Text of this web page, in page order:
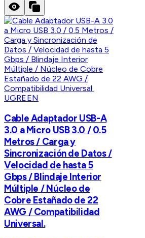
UGREEN
Cable Adaptador USB-A
3.0 a Micro USB 3.0 / 0.5
Metros / Carga y
Sincronización de Datos /
Velocidad de hasta 5
Gbps / Blindaje Interior
Múltiple / Núcleo de
Cobre Estañado de 22
AWG / Compatibilidad
Universal.